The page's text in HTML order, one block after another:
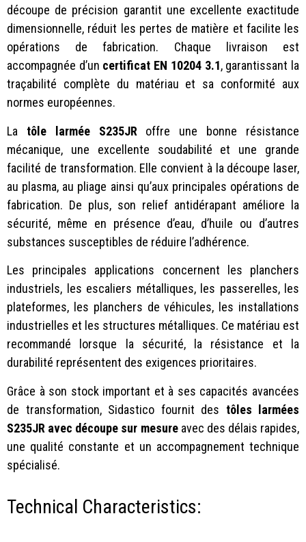
découpe de précision garantit une excellente exactitude
dimensionnelle, réduit les pertes de matière et facilite les
opérations de fabrication. Chaque livraison est
accompagnée d’un certificat EN 10204 3.1, garantissant la
traçabilité complète du matériau et sa conformité aux
normes européennes.
La tôle larmée S235JR offre une bonne résistance
mécanique, une excellente soudabilité et une grande
facilité de transformation. Elle convient à la découpe laser,
au plasma, au pliage ainsi qu’aux principales opérations de
fabrication. De plus, son relief antidérapant améliore la
sécurité, même en présence d’eau, d’huile ou d’autres
substances susceptibles de réduire l’adhérence.
Les principales applications concernent les planchers
industriels, les escaliers métalliques, les passerelles, les
plateformes, les planchers de véhicules, les installations
industrielles et les structures métalliques. Ce matériau est
recommandé lorsque la sécurité, la résistance et la
durabilité représentent des exigences prioritaires.
Grâce à son stock important et à ses capacités avancées
de transformation, Sidastico fournit des tôles larmées
S235JR avec découpe sur mesureavec des délais rapides,
une qualité constante et un accompagnement technique
spécialisé.
Technical Characteristics: